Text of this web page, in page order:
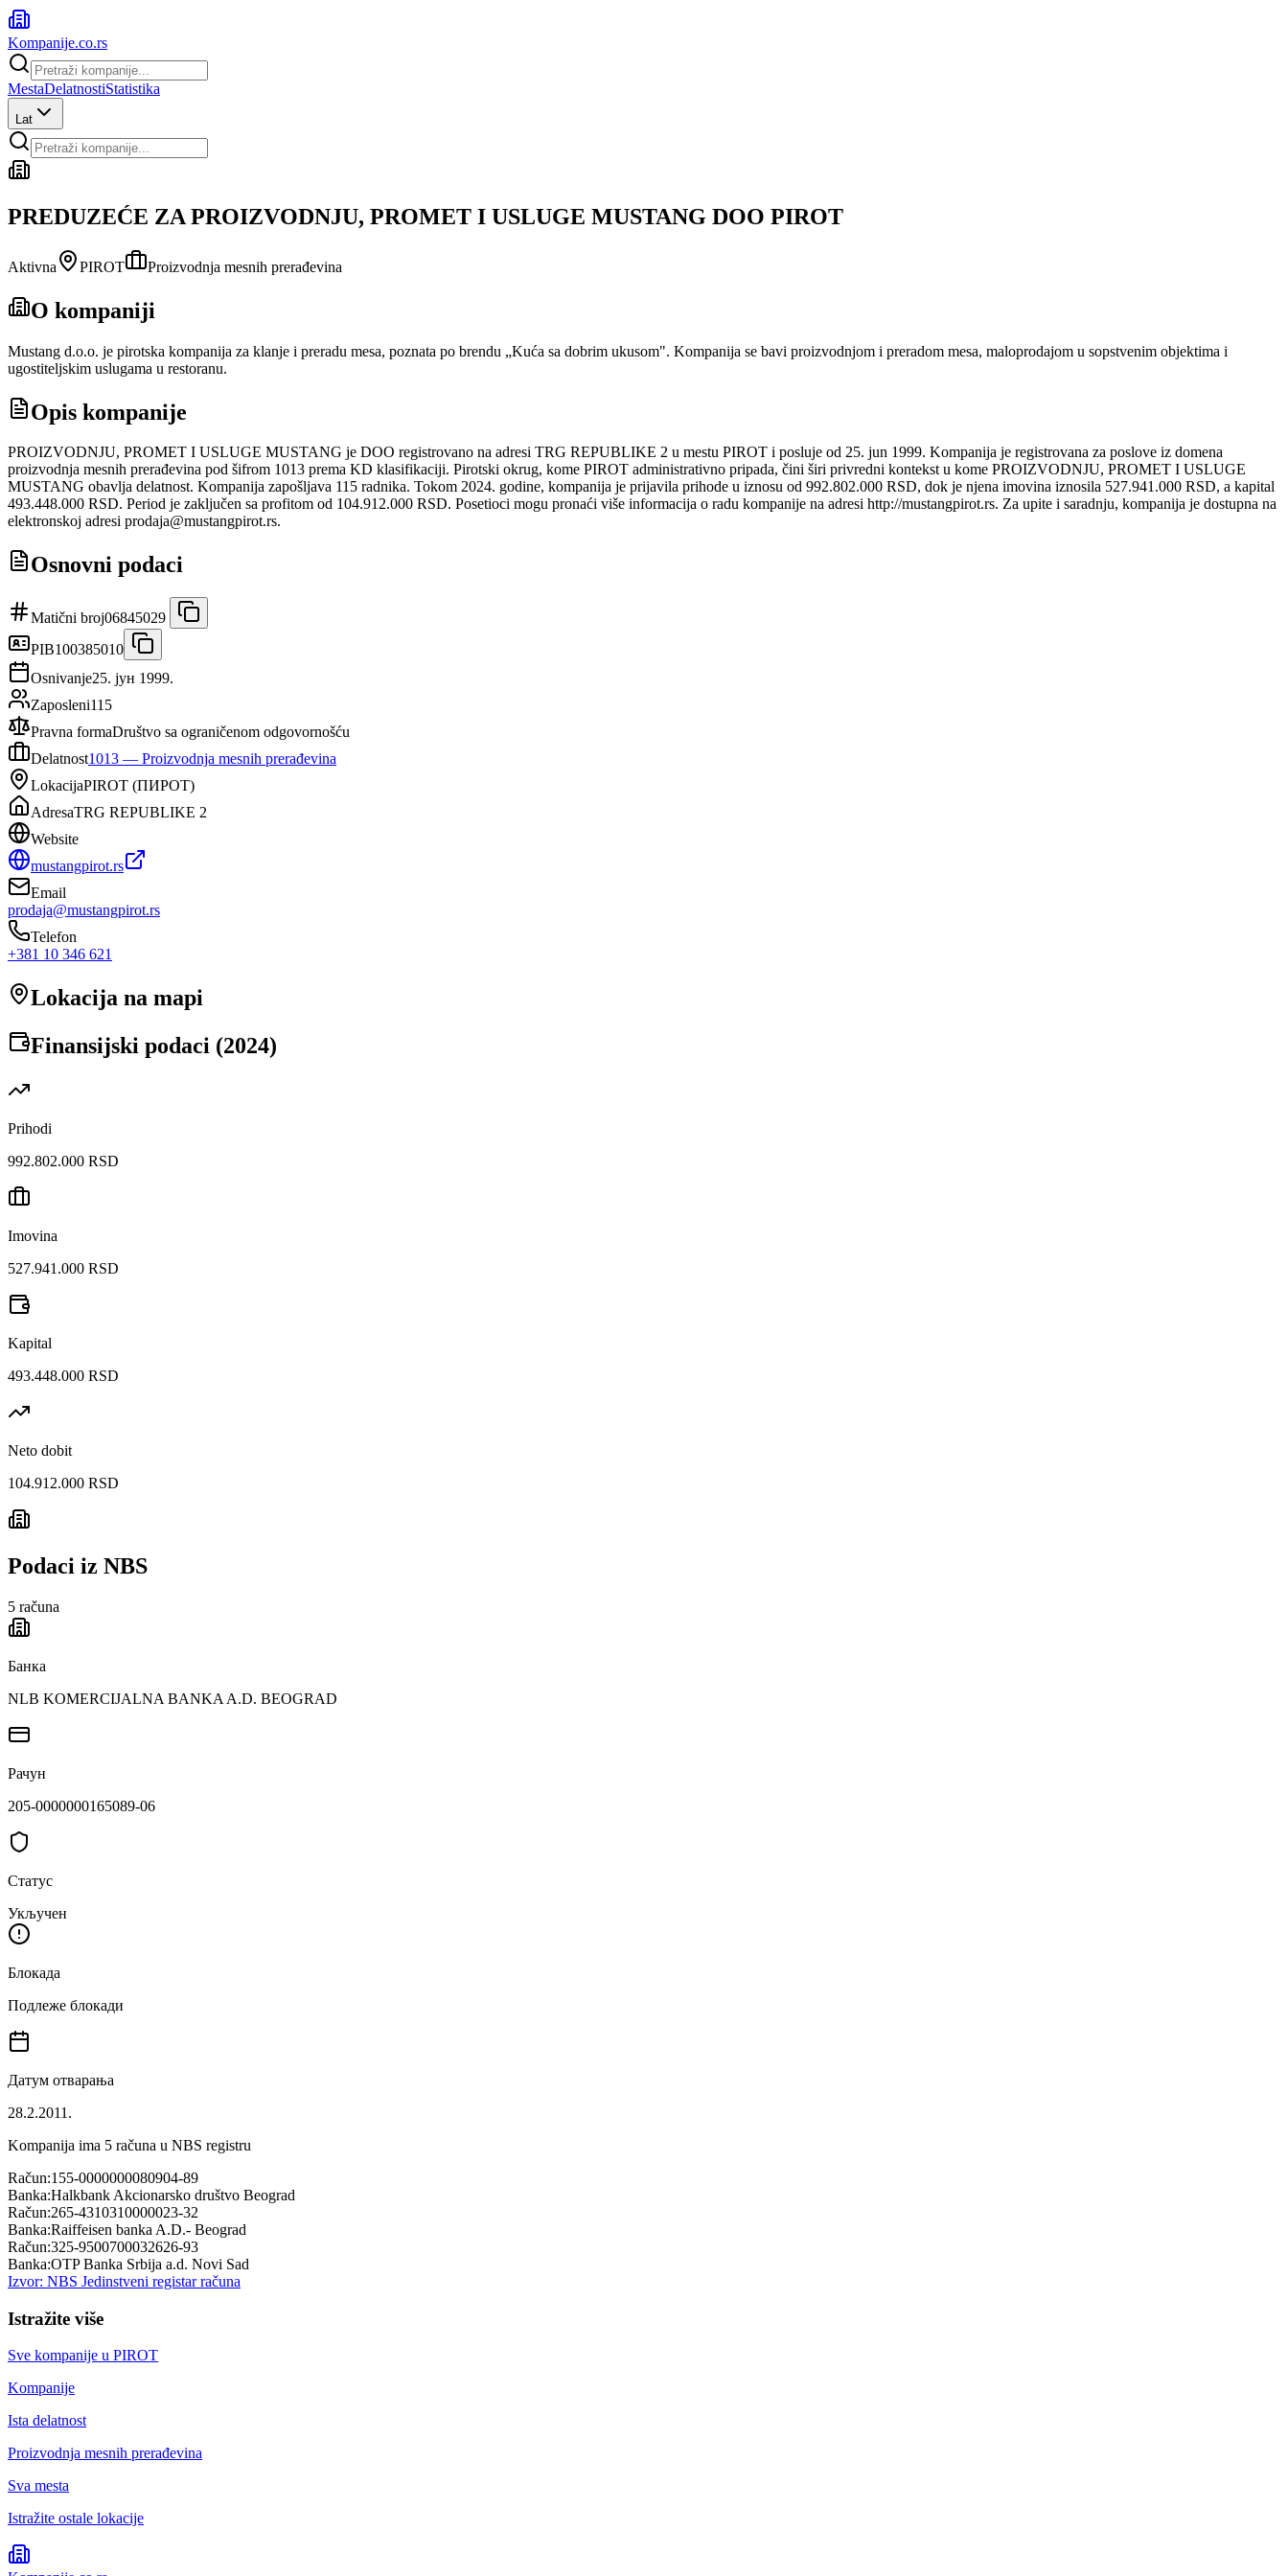
Kompanije.co.rs
MestaDelatnostiStatistika
Lat
PREDUZEĆE ZA PROIZVODNJU, PROMET I USLUGE MUSTANG DOO PIROT
Aktivna PIROT Proizvodnja mesnih prerađevina
O kompaniji
Mustang d.o.o. je pirotska kompanija za klanje i preradu mesa, poznata po brendu „Kuća sa dobrim ukusom". Kompanija se bavi proizvodnjom i preradom mesa, maloprodajom u sopstvenim objektima i
ugostiteljskim uslugama u restoranu.
Opis kompanije
PROIZVODNJU, PROMET I USLUGE MUSTANG je DOO registrovano na adresi TRG REPUBLIKE 2 u mestu PIROT i posluje od 25. jun 1999. Kompanija je registrovana za poslove iz domena
proizvodnja mesnih prerađevina pod šifrom 1013 prema KD klasifikaciji. Pirotski okrug, kome PIROT administrativno pripada, čini širi privredni kontekst u kome PROIZVODNJU, PROMET I USLUGE
MUSTANG obavlja delatnost. Kompanija zapošljava 115 radnika. Tokom 2024. godine, kompanija je prijavila prihode u iznosu od 992.802.000 RSD, dok je njena imovina iznosila 527.941.000 RSD, a kapital
493.448.000 RSD. Period je zaključen sa profitom od 104.912.000 RSD. Posetioci mogu pronaći više informacija o radu kompanije na adresi http://mustangpirot.rs. Za upite i saradnju, kompanija je dostupna na
elektronskoj adresi prodaja@mustangpirot.rs.
Osnovni podaci
Matični broj06845029
PIB100385010
Osnivanje25. јун 1999.
Zaposleni115
Pravna formaDruštvo sa ograničenom odgovornošću
Delatnost1013 — Proizvodnja mesnih prerađevina
LokacijaPIROT (ПИРОТ)
AdresaTRG REPUBLIKE 2
Website
mustangpirot.rs
Email
prodaja@mustangpirot.rs
Telefon
+381 10 346 621
Lokacija na mapi
Finansijski podaci (2024)
Prihodi
992.802.000 RSD
Imovina
527.941.000 RSD
Kapital
493.448.000 RSD
Neto dobit
104.912.000 RSD
Podaci iz NBS
5 računa
Банка
NLB KOMERCIJALNA BANKA A.D. BEOGRAD
Рачун
205-0000000165089-06
Статус
Укључен
Блокада
Подлеже блокади
Датум отварања
28.2.2011.
Kompanija ima 5 računa u NBS registru
Račun:155-0000000080904-89
Banka:Halkbank Akcionarsko društvo Beograd
Račun:265-4310310000023-32
Banka:Raiffeisen banka A.D.- Beograd
Račun:325-9500700032626-93
Banka:OTP Banka Srbija a.d. Novi Sad
Izvor: NBS Jedinstveni registar računa
Istražite više
Sve kompanije u PIROT
Kompanije
Ista delatnost
Proizvodnja mesnih prerađevina
Sva mesta
Istražite ostale lokacije